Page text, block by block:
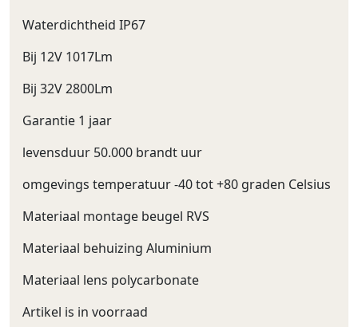
Waterdichtheid IP67
Bij 12V 1017Lm
Bij 32V 2800Lm
Garantie 1 jaar
levensduur 50.000 brandt uur
omgevings temperatuur -40 tot +80 graden Celsius
Materiaal montage beugel RVS
Materiaal behuizing Aluminium
Materiaal lens polycarbonate
Artikel is in voorraad